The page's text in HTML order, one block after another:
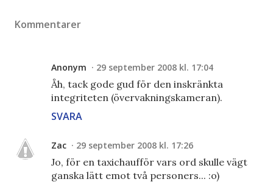
Kommentarer
Anonym 29 september 2008 kl. 17:04
Åh, tack gode gud för den inskränkta
integriteten (övervakningskameran).
SVARA
Zac 29 september 2008 kl. 17:26
Jo, för en taxichaufför vars ord skulle vägt
ganska lätt emot två personers... :o)